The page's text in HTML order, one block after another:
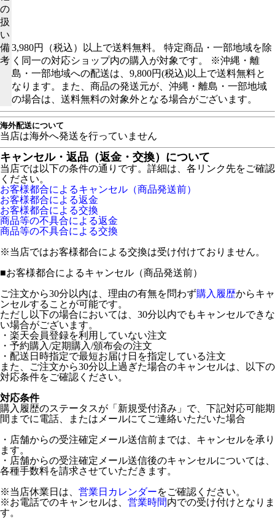
の
扱
い
備
考
3,980円（税込）以上で送料無料。 特定商品・一部地域を除
く同一の対応ショップ内の購入が対象です。 ※沖縄・離
島・一部地域への配送は、9,800円(税込)以上で送料無料と
なります。また、商品の発送元が、沖縄・離島・一部地域
の場合は、送料無料の対象外となる場合がございます。
海外配送について
当店は海外へ発送を行っていません
キャンセル・返品（返金・交換）について
当店では以下の条件の通りです。詳細は、各リンク先をご確認
ください。
お客様都合によるキャンセル（商品発送前）
お客様都合による返金
お客様都合による交換
商品等の不具合による返金
商品等の不具合による交換
※当店ではお客様都合による交換は受け付けておりません。
■お客様都合によるキャンセル（商品発送前）
ご注文から30分以内は、理由の有無を問わず購入履歴からキャ
ンセルすることが可能です。
ただし以下の場合においては、30分以内でもキャンセルできな
い場合がございます。
・楽天会員登録を利用していない注文
・予約購入/定期購入/頒布会の注文
・配送日時指定で最短お届け日を指定している注文
また、ご注文から30分以上過ぎた場合のキャンセルは、以下の
対応条件をご確認ください。
対応条件
購入履歴のステータスが「新規受付済み」で、下記対応可能期
間までに電話、またはメールにてご連絡いただいた場合
・店舗からの受注確定メール送信前までは、キャンセルを承り
ます。
・店舗からの受注確定メール送信後のキャンセルについては、
各種手数料を請求させていただきます。
※当店休業日は、 営業日カレンダーをご確認ください。
※お電話でのキャンセルは、 営業時間内での受け付けとなりま
す。